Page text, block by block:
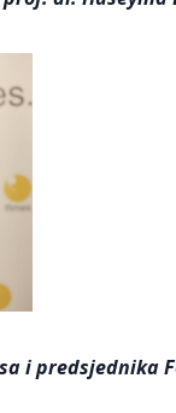
i predsjednika